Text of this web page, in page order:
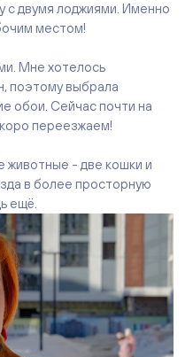
с двумя лоджиями. Именно
местом!
Мне хотелось
поэтому выбрала
обои. Сейчас почти на
переезжаем!
- две кошки и
в более просторную
ещё.